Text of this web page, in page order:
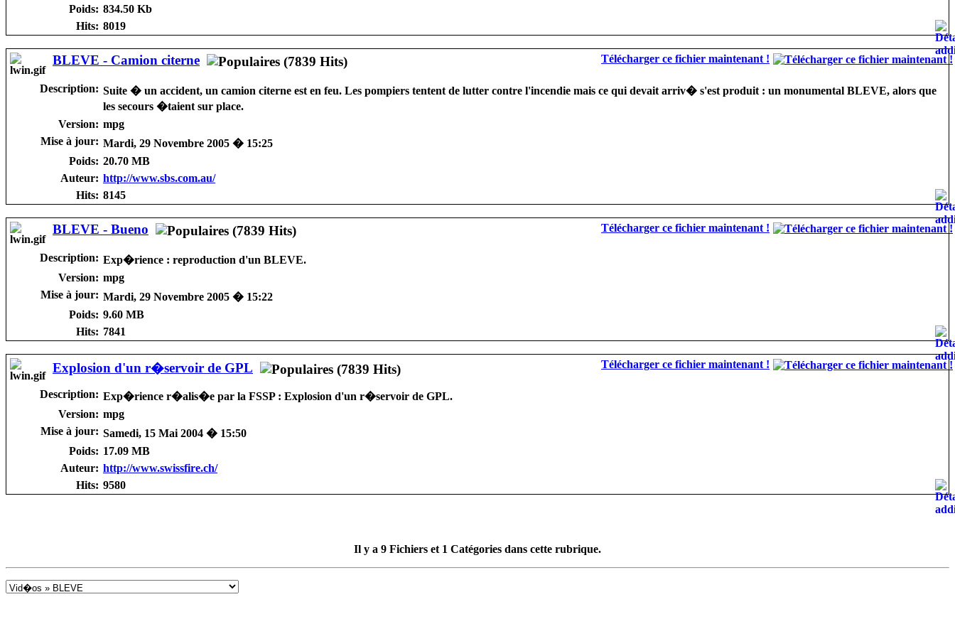
Poids: 834.50 Kb
Hits: 8019
BLEVE - Camion citerne Télécharger ce fichier maintenant !
Description: Suite � un accident, un camion citerne est en feu. Les pompiers tentent de lutter contre l'incendie mais ce qui devait arriv� s'est produit : un monumental BLEVE, alors que
les secours �taient sur place.
Version: mpg
Mise à jour: Mardi, 29 Novembre 2005 � 15:25
Poids: 20.70 MB
Auteur: http://www.sbs.com.au/
Hits: 8145
BLEVE - Bueno Télécharger ce fichier maintenant !
Description: Exp�rience : reproduction d'un BLEVE.
Version: mpg
Mise à jour: Mardi, 29 Novembre 2005 � 15:22
Poids: 9.60 MB
Hits: 7841
Explosion d'un r�servoir de GPL Télécharger ce fichier maintenant !
Description: Exp�rience r�alis�e par la FSSP : Explosion d'un r�servoir de GPL.
Version: mpg
Mise à jour: Samedi, 15 Mai 2004 � 15:50
Poids: 17.09 MB
Auteur: http://www.swissfire.ch/
Hits: 9580
Il y a 9 Fichiers et 1 Catégories dans cette rubrique.